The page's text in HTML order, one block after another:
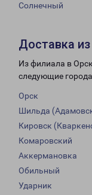
Солнечный
Доставка
Из филиала в
следующие
Орск
Шильда
Кировск
Комаровский
Аккермановка
Обильный
Ударник